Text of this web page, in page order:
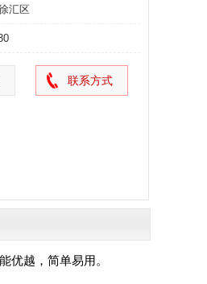
汇区
联系方式
优越，简单易用。